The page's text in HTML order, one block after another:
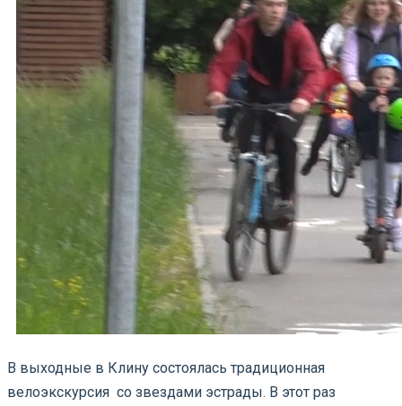
В выходные в Клину состоялась традиционная
велоэкскурсия со звездами эстрады. В этот раз